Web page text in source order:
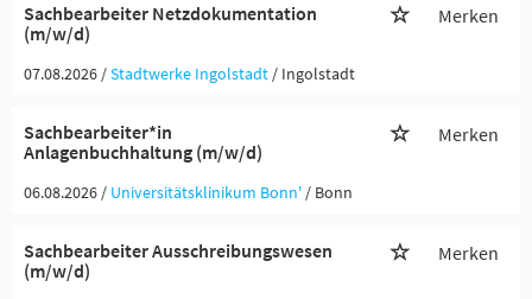
Sachbearbeiter Netzdokumentation
(m/w/d)
Merken
07.08.2026 /Stadtwerke Ingolstadt / Ingolstadt
Sachbearbeiter*in
Anlagenbuchhaltung (m/w/d)
Merken
06.08.2026 / Universitätsklinikum Bonn' / Bonn
Sachbearbeiter Ausschreibungswesen
(m/w/d)
Merken